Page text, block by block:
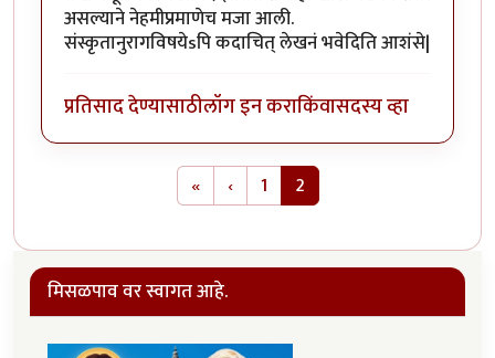
असल्याने नेहमीप्रमाणेच मजा आली.
संस्कृतानुरागविषयेsपि कदाचित् लेखनं भवेदिति आशंसे|
प्रतिसाद देण्यासाठीलॉग इन कराकिंवासदस्य व्हा
«First page
‹Previous page
1 2
मिसळपाव वर स्वागत आहे.